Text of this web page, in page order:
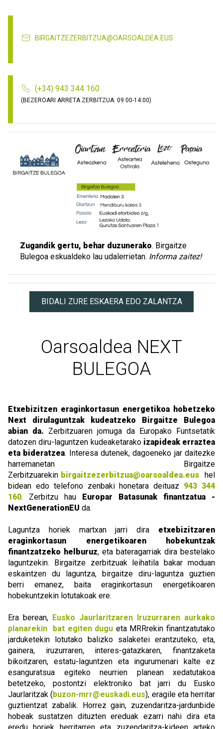
BIRGAITZEZERBITZUA@OARSOALDEA.EUS
(+34) 943 344 160
(BEZEROARI ARRETA ZERBITZUA: 09:00-14:00)
Zugandik gertu, behar duzunerako. Birgaitze
Bulegoa eskualdeko lau udalerrietan. Informa zaitez!
BIDALI ZURE ESKAERA EDO ZALANTZA
Oarsoaldea NEXT
BULEGOA
Etxebizitzen eraginkortasun energetikoa hobetzeko
Next dirulaguntzak kudeatzeko Birgaitze Bulegoa
abian da. Zerbitzuaren jomuga da Europako Funtsetatik
datozen diru-laguntzen kudeaketarako izapideak erraztea
eta bideratzea. Interesa dutenek, dagoeneko jar daitezke
harremanetan Birgaitze
Zerbitzuarekin birgaitzezerbitzua@oarsoaldea.eus hel
bidean edo telefono zenbaki honetara deituaz 943 344
160. Zerbitzu hau
Europar Batasunak finantzatua -
NextGenerationEU da.
Laguntza horiek martxan jarri dira etxebizitzaren
eraginkortasun energetikoaren hobekuntzak
finantzatzeko helburuz, eta bateragarriak dira bestelako
laguntzekin. Birgaitze zerbitzuak leihatila bakar moduan
eskaintzen du laguntza, birgaitze diru-laguntza guztien
berri emanez, baita eraginkortasun energetikoaren
hobekuntzekin lotutakoak ere.
Era berean, Eusko Jaurlaritzaren Iruzurraren aurkako
planarekin bat egiten dugu eta MRRrekin finantzatutako
jarduketekin lotutako balizko salaketei erantzuteko, eta,
gainera, iruzurraren, interes-gatazkaren, finantzaketa
bikoitzaren, estatu-laguntzen eta ingurumenari kalte ez
esanguratsua egiteko neurrien planean xedatutakoa
betetzeko, postontzi elektroniko bat jarri du Eusko
Jaurlaritzak ( buzon-mrr@euskadi.eus), eragile eta herritar
guztientzat zabalik. Horrez gain, zuzendaritza-jardunbide
hobeak sustatzen dituzten ereduak ezarri nahi dira eta